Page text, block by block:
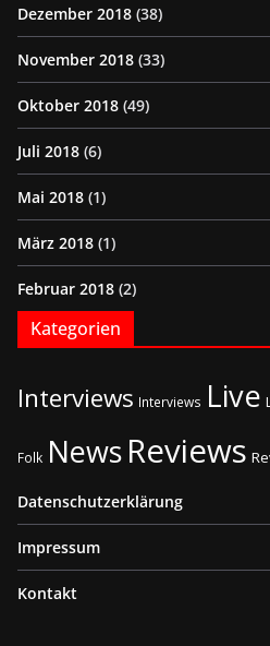
Dezember 2018 (38)
November 2018 (33)
Oktober 2018 (49)
Juli 2018 (6)
Mai 2018 (1)
März 2018 (1)
Februar 2018 (2)
Kategorien
Interviews Interviews Live
Folk NewsReviews
Datenschutzerklärung
Impressum
Kontakt